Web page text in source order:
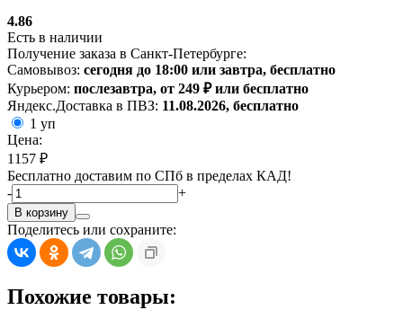
4.86
Есть в наличии
Получение заказа в Санкт-Петербурге:
Самовывоз: сегодня до 18:00 или завтра, бесплатно
Курьером: послезавтра, от 249 ₽ или бесплатно
Яндекс.Доставка в ПВЗ: 11.08.2026, бесплатно
1 уп
Цена:
1157 ₽
Бесплатно доставим по СПб в пределах КАД!
-
+
В корзину
Поделитесь или сохраните:
Похожие товары: